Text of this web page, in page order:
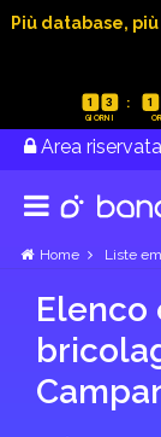
Più database,
1 3 1
Area riservata
Home Liste
Elenco